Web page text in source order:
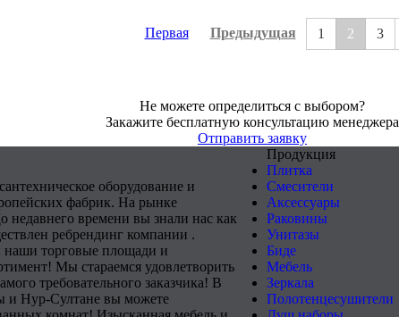
Первая Предыдущая 1 2 3
Не можете определиться с выбором?
Закажите бесплатную консультацию менеджера
Отправить заявку
оборудование и
фабрик. На рынке
недавнего времени вы знали нас как
ребрендинг компании .
наши торговые площади и
Мы стараемся удовлетворить
требовательного заказчика! В
и Нур-Султане вы можете
Продукция
Плитка
Смесители
Аксессуары
Раковины
Унитазы
Биде
Мебель
Зеркала
Полотенцесушители